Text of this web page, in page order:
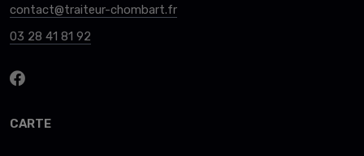
contact@traiteur-chombart.fr
03 28 41 81 92
CARTE